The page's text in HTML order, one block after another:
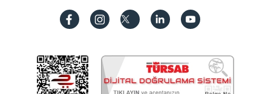
Sıkça sorulan sorular
İşlem rehberi
Hesap oluştur
Koşullar ve şartlar